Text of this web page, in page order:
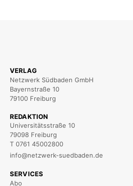
VERLAG
Netzwerk Südbaden GmbH
Bayernstraße 10
79100 Freiburg
REDAKTION
Universitätsstraße 10
79098 Freiburg
T 0761 45002800
info@netzwerk-suedbaden.de
SERVICES
Abo